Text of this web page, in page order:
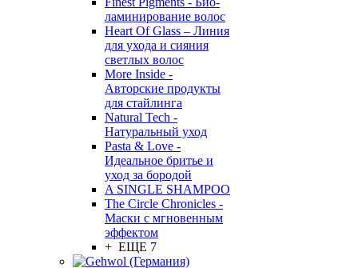
ламинирование волос
Heart Of Glass – Линия
для ухода и сияния
светлых волос
More Inside -
Авторские продукты
для стайлинга
Natural Tech -
Натуральный уход
Pasta & Love -
Идеальное бритье и
уход за бородой
A SINGLE SHAMPOO
The Circle Chronicles -
Маски с мгновенным
эффектом
+ ЕЩЕ 7